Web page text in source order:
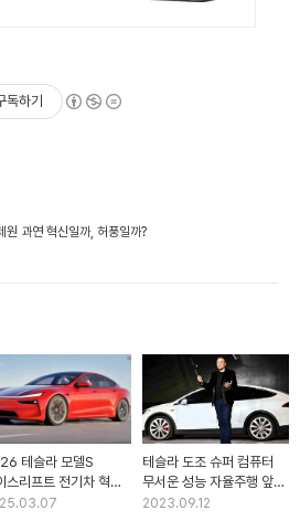
독하기
원 과연 혁신일까, 허풍일까?
테슬라 모델S
스리프트 전기차 혁신
선일까!
테슬라 도조 슈퍼 컴퓨터
무서운 성능 자율주행 앞
당길까?
2023.09.12